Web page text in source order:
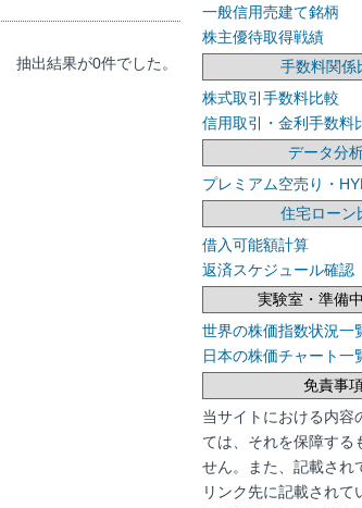
抽出結果が0件でした。
一般信用売建て銘柄
株主優待取得戦績
手数料関係
株式取引手数料比較
信用取引・金利手数料
データ分
プレミアム空売り・
住宅ローン
借入可能額計算
返済スケジュール確認
実験室・準備
世界の株価指数状況一
日本の株価チャート一
免責事
当サイトにおける内容
ては、それを保障する
せん。また、記載され
リンク先に記載されて